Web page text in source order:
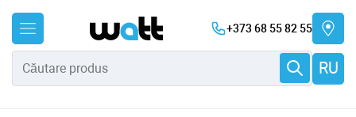
+373 68 55 82 55
RU